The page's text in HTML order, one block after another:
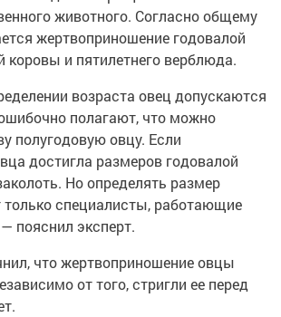
животного. Согласно общему
жертвоприношение годовалой
коровы и пятилетнего верблюда.
возраста овец допускаются
полагают, что можно
полугодовую овцу. Если
достигла размеров годовалой
Но определять размер
только специалисты, работающие
пояснил эксперт.
что жертвоприношение овцы
от того, стригли ее перед